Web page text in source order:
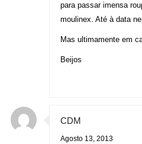
para passar imensa
moulinex. Até à data
Mas ultimamente em
Beijos
CDM
Agosto 13, 2013